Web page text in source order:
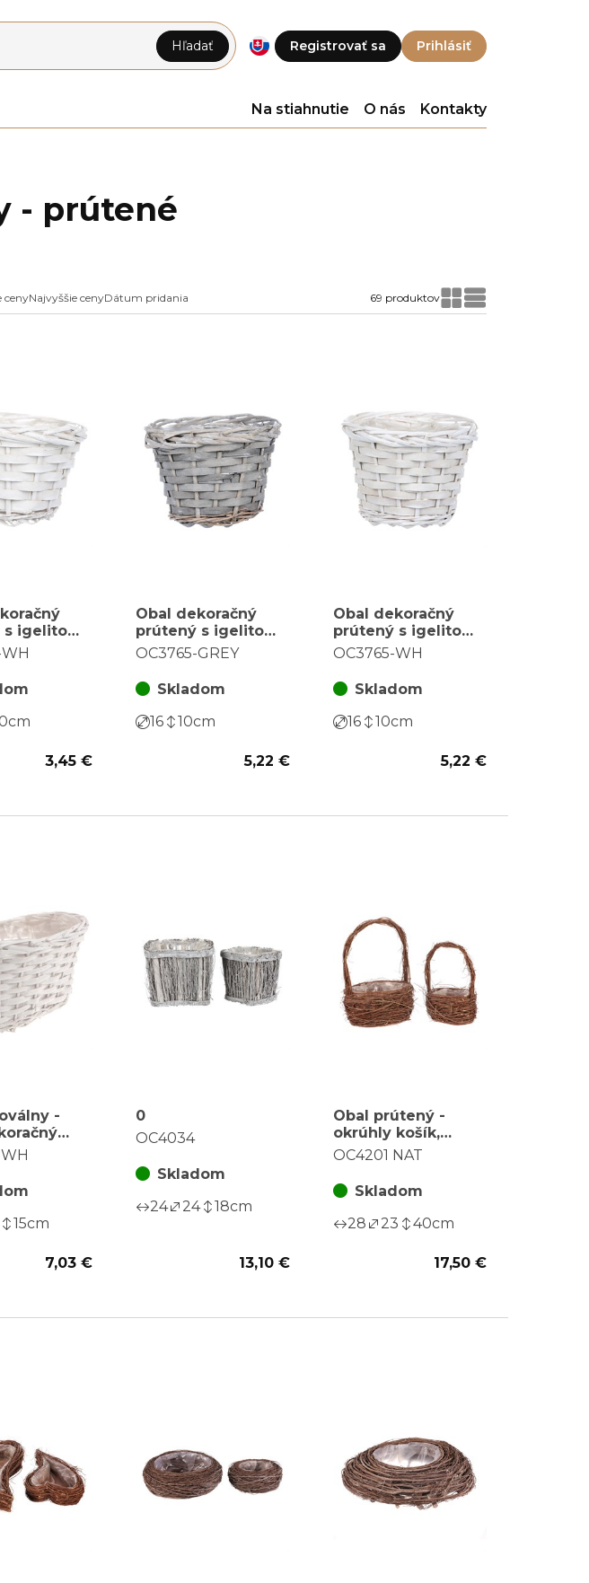
Registrovať sa Prihlásiť
Hľadať
Na stiahnutie O nás Kontakty
- prútené
cenyNajvyššie cenyDátum pridania 69 produktov
igelitom,
cm
3,45 €
Obal dekoračný
prútený s igelitom,
farba šedá
OC3765-GREY
Skladom
16
10cm
5,22 €
Obal dekoračný
prútený s igelitom,
farba biela
OC3765-WH
Skladom
16
10cm
5,22 €
-
igelitom,
15cm
7,03 €
0
OC4034
Skladom
24
24 18cm
13,10 €
Obal prútený -
okrúhly košík,
prírodný, cena za
OC4201 NAT
Skladom
28
23 40cm
17,50 €